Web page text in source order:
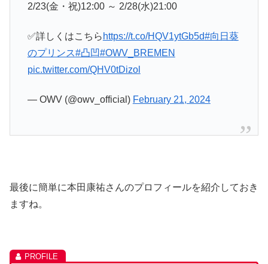
2/23(金・祝)12:00 ～ 2/28(水)21:00
✅詳しくはこちら https://t.co/HQV1ytGb5d#向日葵
のプリンス#凸凹#OWV_BREMEN
pic.twitter.com/QHV0tDizol
— OWV (@owv_official) February 21, 2024
最後に簡単に本田康祐さんのプロフィールを紹介しておき
ますね。